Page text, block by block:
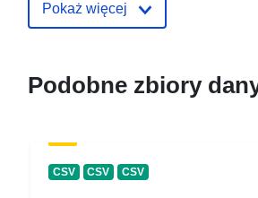
Pokaż więcej
Podobne zbiory
CSV CSV CSV